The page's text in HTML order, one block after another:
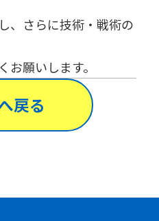
、さらに技術・戦術の
お願いします。
戻る